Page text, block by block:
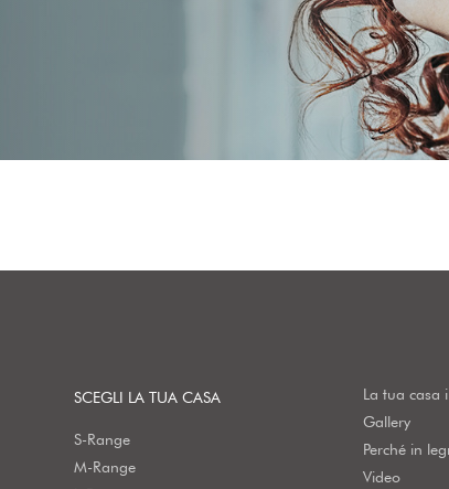
SCEGLI LA TUA CASA
S-Range
M-Range
La tua casa
Gallery
Perché in
Video